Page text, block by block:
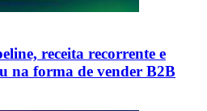
receita recorrente e
na forma de vender B2B